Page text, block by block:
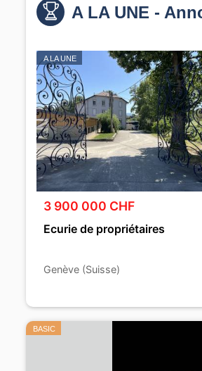
A LA UNE -
A LA UNE
3 900 000 CHF
Ecurie de propriétaires
Genève (Suisse)
BASIC